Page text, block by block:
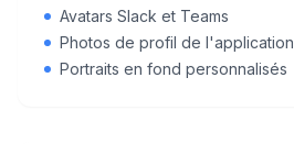
Avatars Slack et Teams
Photos de profil de l'application
Portraits en fond personnalisés